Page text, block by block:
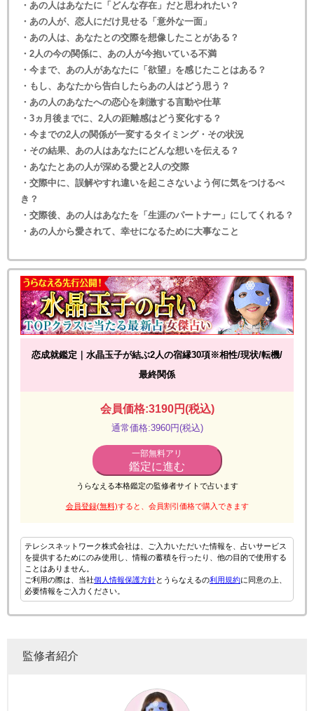
・あの人はあなたに「どんな存在」だと思われたい？
・あの人が、恋人にだけ見せる「意外な一面」
・あの人は、あなたとの交際を想像したことがある？
・2人の今の関係に、あの人が今抱いている不満
・今まで、あの人があなたに「欲望」を感じたことはある？
・もし、あなたから告白したらあの人はどう思う？
・あの人のあなたへの恋心を刺激する言動や仕草
・3ヵ月後までに、2人の距離感はどう変化する？
・今までの2人の関係が一変するタイミング・その状況
・その結果、あの人はあなたにどんな想いを伝える？
・あなたとあの人が深める愛と2人の交際
・交際中に、誤解やすれ違いを起こさないよう何に気をつけるべ
き？
・交際後、あの人はあなたを「生涯のパートナー」にしてくれる？
・あの人から愛されて、幸せになるために大事なこと
恋成就鑑定｜水晶玉子が結ぶ2人の宿縁30項※相性/現状/転機/
最終関係
会員価格:3190円(税込)
通常価格:3960円(税込)
一部無料アリ
鑑定に進む
うらなえる本格鑑定の監修者サイトで占います
会員登録(無料)すると、会員割引価格で購入できます
テレシスネットワーク株式会社は、ご入力いただいた情報を、占いサービス
を提供するためにのみ使用し、情報の蓄積を行ったり、他の目的で使用する
ことはありません。
ご利用の際は、当社個人情報保護方針とうらなえるの利用規約に同意の上、
必要情報をご入力ください。
監修者紹介